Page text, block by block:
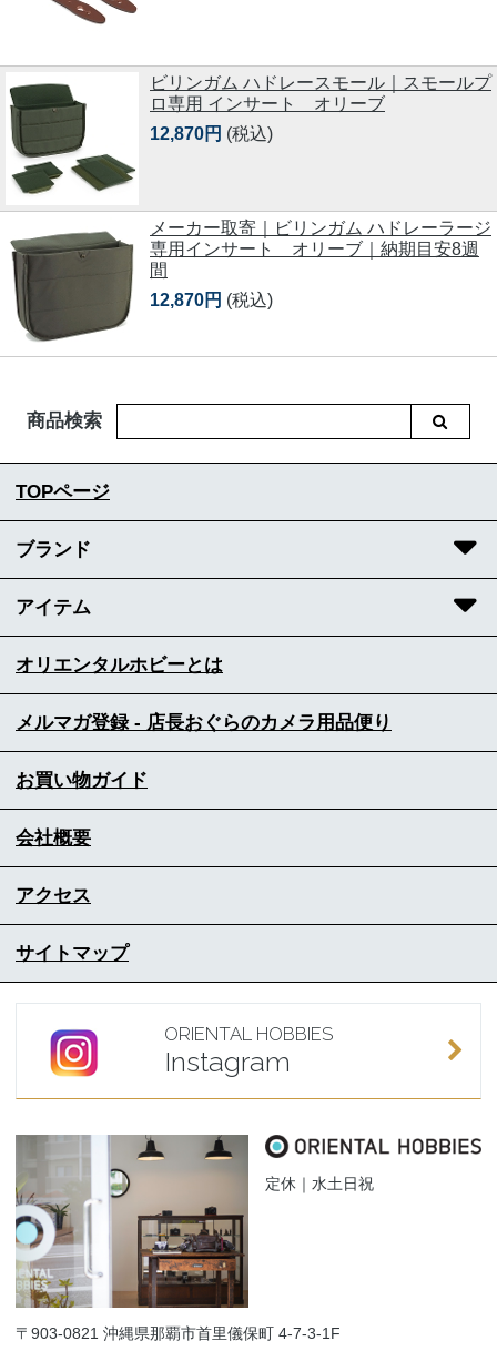
ビリンガム ハドレースモール｜スモールプ
ロ専用 インサート オリーブ
12,870円 (税込)
メーカー取寄｜ビリンガム ハドレーラージ
専用インサート オリーブ｜納期目安8週
間
12,870円 (税込)
商品検索
TOPページ
ブランド
アイテム
オリエンタルホビーとは
メルマガ登録 - 店長おぐらのカメラ用品便り
お買い物ガイド
会社概要
アクセス
サイトマップ
ORIENTAL HOBBIES
Instagram
定休｜水土日祝
〒903-0821 沖縄県那覇市首里儀保町 4-7-3-1F